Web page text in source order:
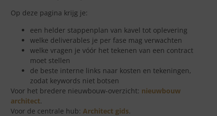
Op deze pagina krijg je:
een helder stappenplan van kavel tot oplevering
welke deliverables je per fase mag verwachten
welke vragen je vóór het tekenen van een contract
moet stellen
de beste interne links naar kosten en tekeningen,
zodat keywords niet botsen
Voor het bredere nieuwbouw-overzicht: nieuwbouw
architect.
Voor de centrale hub: Architect gids.